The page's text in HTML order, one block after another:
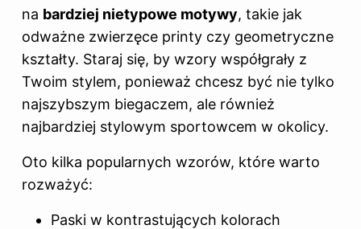
na bardziej nietypowe motywy, takie jak
odważne zwierzęce printy czy geometryczne
kształty. Staraj się, by wzory współgrały z
Twoim stylem, ponieważ chcesz być nie tylko
najszybszym biegaczem, ale również
najbardziej stylowym sportowcem w okolicy.
Oto kilka popularnych wzorów, które warto
rozważyć:
Paski w kontrastujących kolorach